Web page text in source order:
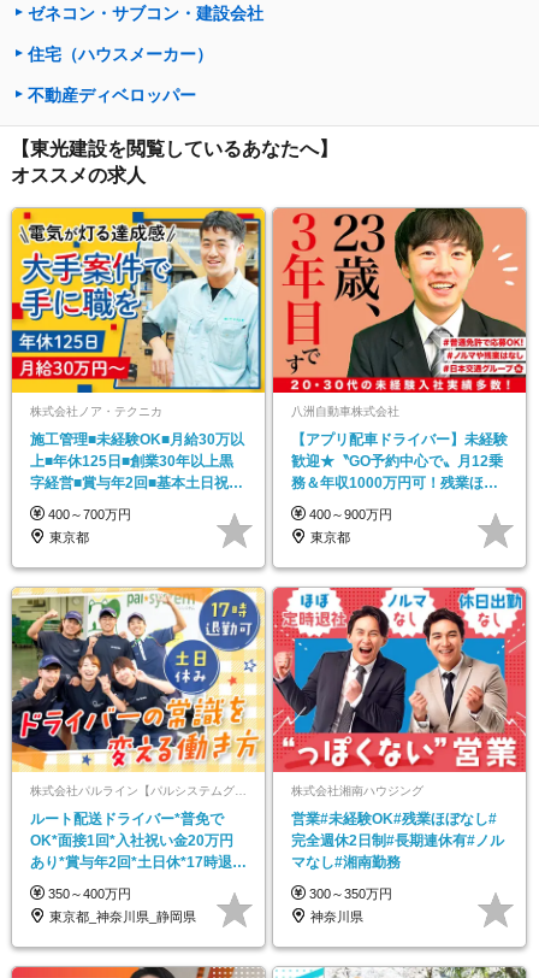
ゼネコン・サブコン・建設会社
住宅（ハウスメーカー）
不動産ディベロッパー
【東光建設を閲覧しているあなたへ】
オススメの求人
株式会社ノア・テクニカ
施工管理■未経験OK■月給30万以
上■年休125日■創業30年以上黒
字経営■賞与年2回■基本土日祝休
み
400～700万円
東京都
八洲自動車株式会社
【アプリ配車ドライバー】未経験
歓迎★〝GO予約中心で〟月12乗
務＆年収1000万円可！残業ほぼ0
／土日休可♪
400～900万円
東京都
株式会社パルライン【パルシステムグループ】
ルート配送ドライバー*普免で
OK*面接1回*入社祝い金20万円
あり*賞与年2回*土日休*17時退社
可
350～400万円
東京都_神奈川県_静岡県
株式会社湘南ハウジング
営業#未経験OK#残業ほぼなし#
完全週休2日制#長期連休有#ノル
マなし#湘南勤務
300～350万円
神奈川県